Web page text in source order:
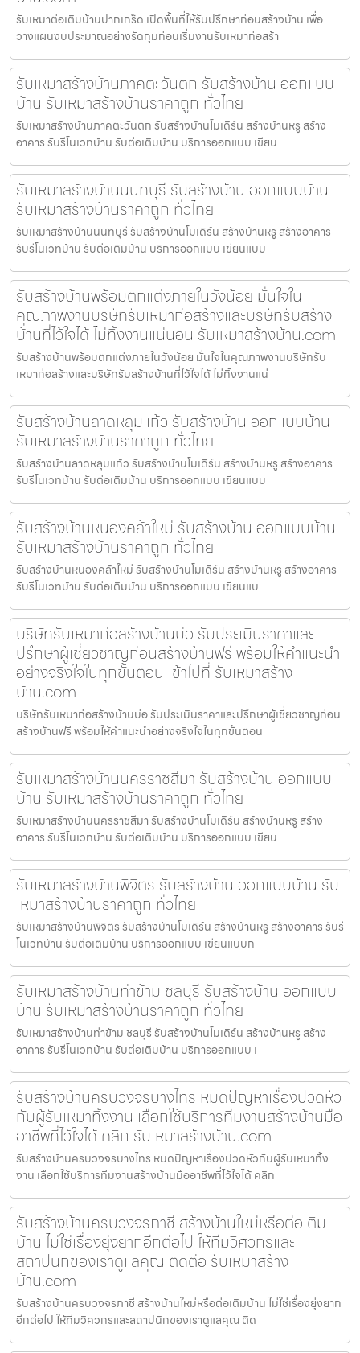
รับเหมาต่อเติมบ้านปากเกร็ด เปิดพื้นที่ให้รับปรึกษาก่อนสร้างบ้าน เพื่อ
วางแผนงบประมาณอย่างรัดกุมก่อนเริ่มงานรับเหมาก่อสร้า
รับเหมาสร้างบ้านภาคตะวันตก รับสร้างบ้าน ออกแบบ
บ้าน รับเหมาสร้างบ้านราคาถูก ทั่วไทย
รับเหมาสร้างบ้านภาคตะวันตก รับสร้างบ้านโมเดิร์น สร้างบ้านหรู สร้าง
อาคาร รับรีโนเวทบ้าน รับต่อเติมบ้าน บริการออกแบบ เขียน
รับเหมาสร้างบ้านนนทบุรี รับสร้างบ้าน ออกแบบบ้าน
รับเหมาสร้างบ้านราคาถูก ทั่วไทย
รับเหมาสร้างบ้านนนทบุรี รับสร้างบ้านโมเดิร์น สร้างบ้านหรู สร้างอาคาร
รับรีโนเวทบ้าน รับต่อเติมบ้าน บริการออกแบบ เขียนแบบ
รับสร้างบ้านพร้อมตกแต่งภายในวังน้อย มั่นใจใน
คุณภาพงานบริษัทรับเหมาก่อสร้างและบริษัทรับสร้าง
บ้านที่ไว้ใจได้ ไม่ทิ้งงานแน่นอน รับเหมาสร้างบ้าน.com
รับสร้างบ้านพร้อมตกแต่งภายในวังน้อย มั่นใจในคุณภาพงานบริษัทรับ
เหมาก่อสร้างและบริษัทรับสร้างบ้านที่ไว้ใจได้ ไม่ทิ้งงานแน่
รับสร้างบ้านลาดหลุมแก้ว รับสร้างบ้าน ออกแบบบ้าน
รับเหมาสร้างบ้านราคาถูก ทั่วไทย
รับสร้างบ้านลาดหลุมแก้ว รับสร้างบ้านโมเดิร์น สร้างบ้านหรู สร้างอาคาร
รับรีโนเวทบ้าน รับต่อเติมบ้าน บริการออกแบบ เขียนแบบ
รับสร้างบ้านหนองคล้าใหม่ รับสร้างบ้าน ออกแบบบ้าน
รับเหมาสร้างบ้านราคาถูก ทั่วไทย
รับสร้างบ้านหนองคล้าใหม่ รับสร้างบ้านโมเดิร์น สร้างบ้านหรู สร้างอาคาร
รับรีโนเวทบ้าน รับต่อเติมบ้าน บริการออกแบบ เขียนแบ
บริษัทรับเหมาก่อสร้างบ้านบ่อ รับประเมินราคาและ
ปรึกษาผู้เชี่ยวชาญก่อนสร้างบ้านฟรี พร้อมให้คำแนะนำ
อย่างจริงใจในทุกขั้นตอน เข้าไปที่ รับเหมาสร้าง
บ้าน.com
บริษัทรับเหมาก่อสร้างบ้านบ่อ รับประเมินราคาและปรึกษาผู้เชี่ยวชาญก่อน
สร้างบ้านฟรี พร้อมให้คำแนะนำอย่างจริงใจในทุกขั้นตอน
รับเหมาสร้างบ้านนครราชสีมา รับสร้างบ้าน ออกแบบ
บ้าน รับเหมาสร้างบ้านราคาถูก ทั่วไทย
รับเหมาสร้างบ้านนครราชสีมา รับสร้างบ้านโมเดิร์น สร้างบ้านหรู สร้าง
อาคาร รับรีโนเวทบ้าน รับต่อเติมบ้าน บริการออกแบบ เขียน
รับเหมาสร้างบ้านพิจิตร รับสร้างบ้าน ออกแบบบ้าน รับ
เหมาสร้างบ้านราคาถูก ทั่วไทย
รับเหมาสร้างบ้านพิจิตร รับสร้างบ้านโมเดิร์น สร้างบ้านหรู สร้างอาคาร รับรี
โนเวทบ้าน รับต่อเติมบ้าน บริการออกแบบ เขียนแบบก
รับเหมาสร้างบ้านท่าข้าม ชลบุรี รับสร้างบ้าน ออกแบบ
บ้าน รับเหมาสร้างบ้านราคาถูก ทั่วไทย
รับเหมาสร้างบ้านท่าข้าม ชลบุรี รับสร้างบ้านโมเดิร์น สร้างบ้านหรู สร้าง
อาคาร รับรีโนเวทบ้าน รับต่อเติมบ้าน บริการออกแบบ เ
รับสร้างบ้านครบวงจรบางไทร หมดปัญหาเรื่องปวดหัว
กับผู้รับเหมาทิ้งงาน เลือกใช้บริการทีมงานสร้างบ้านมือ
อาชีพที่ไว้ใจได้ คลิก รับเหมาสร้างบ้าน.com
รับสร้างบ้านครบวงจรบางไทร หมดปัญหาเรื่องปวดหัวกับผู้รับเหมาทิ้ง
งาน เลือกใช้บริการทีมงานสร้างบ้านมืออาชีพที่ไว้ใจได้ คลิก
รับสร้างบ้านครบวงจรภาชี สร้างบ้านใหม่หรือต่อเติม
บ้าน ไม่ใช่เรื่องยุ่งยากอีกต่อไป ให้ทีมวิศวกรและ
สถาปนิกของเราดูแลคุณ ติดต่อ รับเหมาสร้าง
บ้าน.com
รับสร้างบ้านครบวงจรภาชี สร้างบ้านใหม่หรือต่อเติมบ้าน ไม่ใช่เรื่องยุ่งยาก
อีกต่อไป ให้ทีมวิศวกรและสถาปนิกของเราดูแลคุณ ติด